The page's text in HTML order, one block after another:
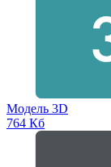
Модель 3D
764 Кб